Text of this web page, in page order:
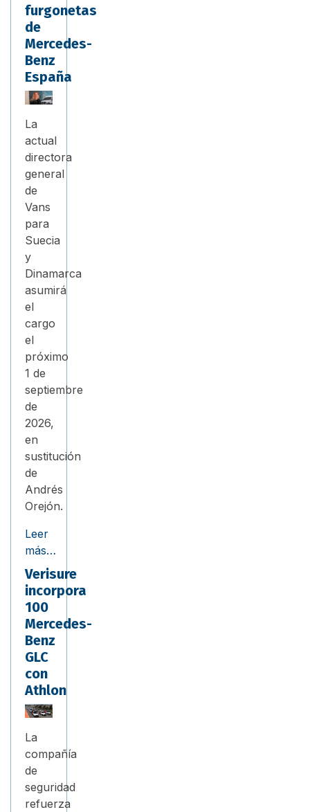
furgonetas
de
Mercedes-
Benz
España
La
actual
directora
general
de
Vans
para
Suecia
y
Dinamarca
asumirá
el
cargo
el
próximo
1 de
septiembre
de
2026,
en
sustitución
de
Andrés
Orejón.
Leer
más…
Verisure
incorpora
100
Mercedes-
Benz
GLC
con
Athlon
La
compañía
de
seguridad
refuerza